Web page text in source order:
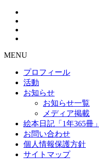
MENU
プロフィール
活動
お知らせ
お知らせ一覧
メディア掲載
絵本日記「1年365冊」
お問い合わせ
個人情報保護方針
サイトマップ